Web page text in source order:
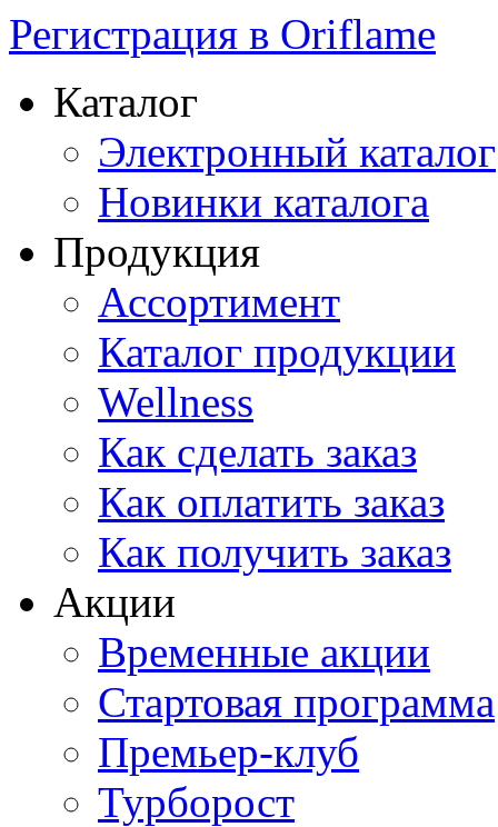
Регистрация в Oriflame
Каталог
Электронный каталог
Новинки каталога
Продукция
Ассортимент
Каталог продукции
Wellness
Как сделать заказ
Как оплатить заказ
Как получить заказ
Акции
Временные акции
Стартовая программа
Премьер-клуб
Турборост